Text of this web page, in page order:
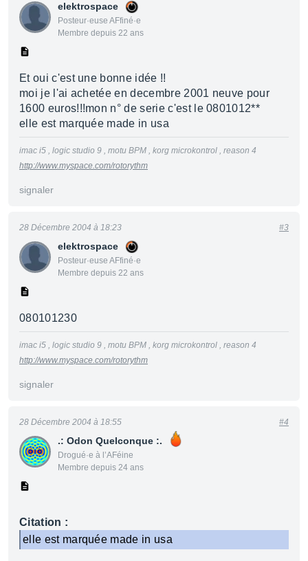
elektrospace
Posteur·euse AFfiné·e
Membre depuis 22 ans
Et oui c'est une bonne idée !!
moi je l'ai achetée en decembre 2001 neuve pour
1600 euros!!!mon n° de serie c'est le 0801012**
elle est marquée made in usa
imac i5 , logic studio 9 , motu BPM , korg microkontrol , reason 4
http://www.myspace.com/rotorythm
signaler
elektrospace
Posteur·euse AFfiné·e
Membre depuis 22 ans
28 Décembre 2004 à 18:23 #3
080101230
imac i5 , logic studio 9 , motu BPM , korg microkontrol , reason 4
http://www.myspace.com/rotorythm
signaler
.: Odon Quelconque :.
Drogué·e à l’AFéine
Membre depuis 24 ans
28 Décembre 2004 à 18:55 #4
Citation :
elle est marquée made in usa